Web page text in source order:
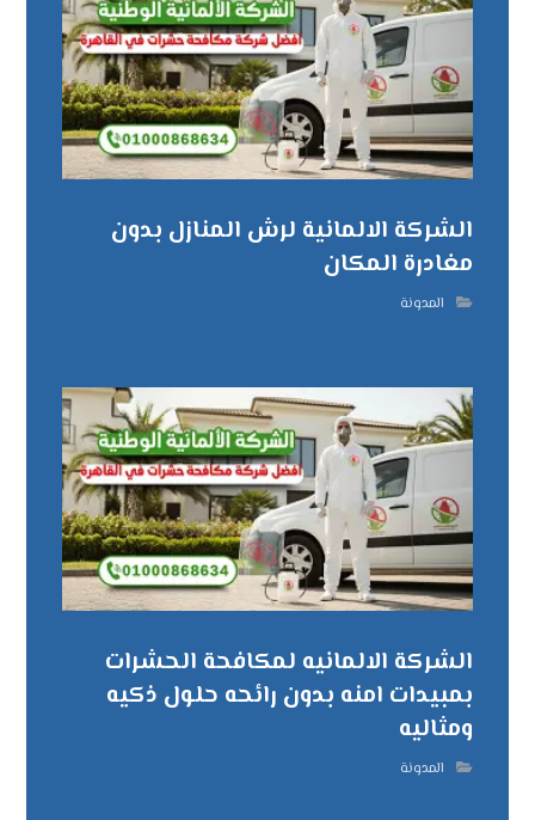
الشركة الالمانية لرش المنازل بدون
مغادرة المكان
المدونة
الشركة الالمانيه لمكافحة الحشرات
بمبيدات امنه بدون رائحه حلول ذكيه
ومثاليه
المدونة